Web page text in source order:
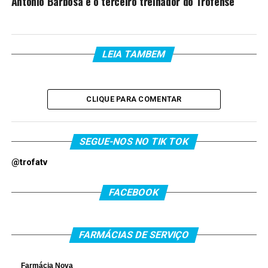
LEIA TAMBEM
CLIQUE PARA COMENTAR
SEGUE-NOS NO TIK TOK
@trofatv
FACEBOOK
FARMÁCIAS DE SERVIÇO